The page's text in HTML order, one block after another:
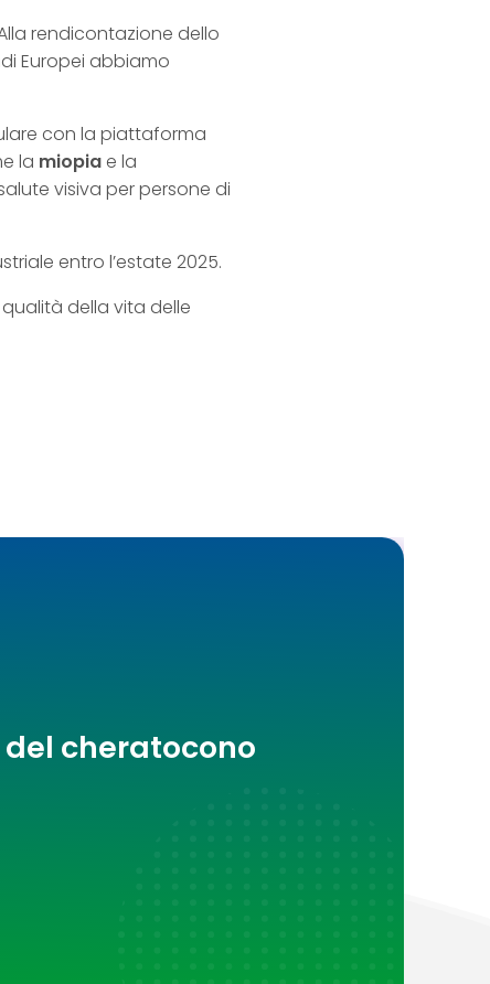
rendicontazione dello
Europei abbiamo
con la piattaforma
la miopia e la
visiva per persone di
entro l’estate 2025.
della vita delle
cheratocono